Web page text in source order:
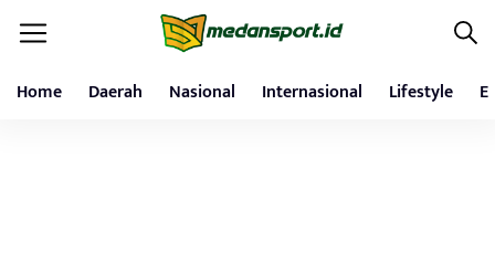
Home Daerah Nasional Internasional Lifestyle